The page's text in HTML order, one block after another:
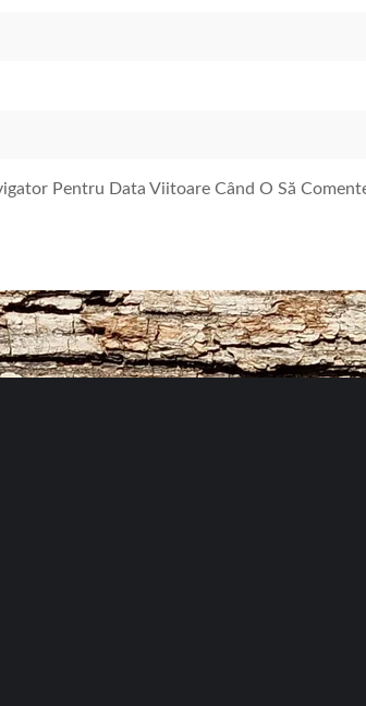
Pentru Data Viitoare Când O Să